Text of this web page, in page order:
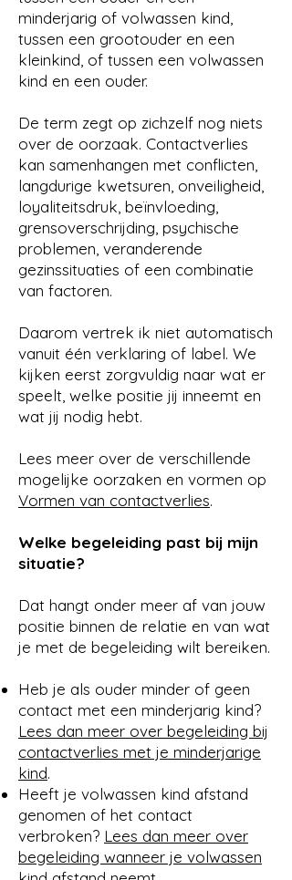
minderjarig of volwassen kind,
tussen een grootouder en een
kleinkind, of tussen een volwassen
kind en een ouder.
De term zegt op zichzelf nog niets
over de oorzaak. Contactverlies
kan samenhangen met conflicten,
langdurige kwetsuren, onveiligheid,
loyaliteitsdruk, beïnvloeding,
grensoverschrijding, psychische
problemen, veranderende
gezinssituaties of een combinatie
van factoren.
Daarom vertrek ik niet automatisch
vanuit één verklaring of label. We
kijken eerst zorgvuldig naar wat er
speelt, welke positie jij inneemt en
wat jij nodig hebt.
Lees meer over de verschillende
mogelijke oorzaken en vormen op
Vormen van contactverlies.
Welke begeleiding past bij mijn
situatie?
Dat hangt onder meer af van jouw
positie binnen de relatie en van wat
je met de begeleiding wilt bereiken.
Heb je als ouder minder of geen
contact met een minderjarig kind?
Lees dan meer over begeleiding bij
contactverlies met je minderjarige
kind.
Heeft je volwassen kind afstand
genomen of het contact
verbroken? Lees dan meer over
begeleiding wanneer je volwassen